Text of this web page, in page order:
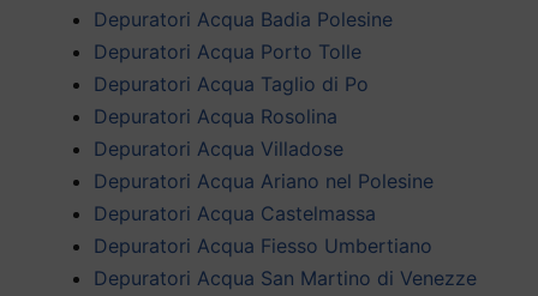
Depuratori Acqua Badia Polesine
Depuratori Acqua Porto Tolle
Depuratori Acqua Taglio di Po
Depuratori Acqua Rosolina
Depuratori Acqua Villadose
Depuratori Acqua Ariano nel Polesine
Depuratori Acqua Castelmassa
Depuratori Acqua Fiesso Umbertiano
Depuratori Acqua San Martino di Venezze